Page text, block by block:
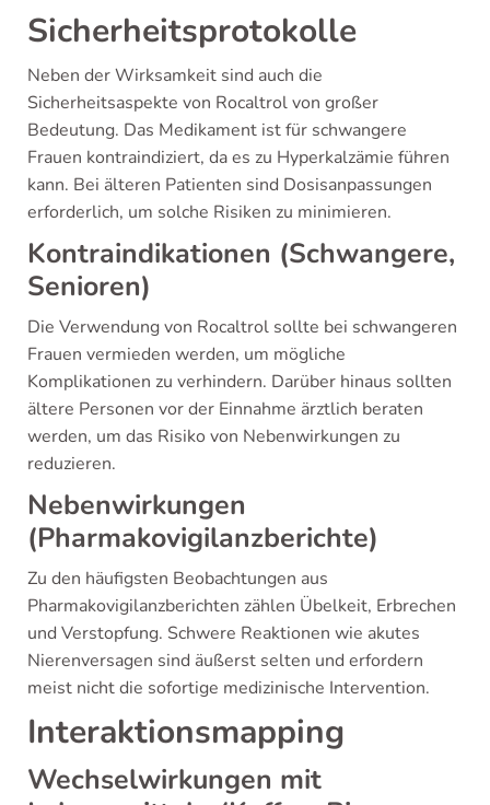
Sicherheitsprotokolle
Neben der Wirksamkeit sind auch die
Sicherheitsaspekte von Rocaltrol von großer
Bedeutung. Das Medikament ist für schwangere
Frauen kontraindiziert, da es zu Hyperkalzämie führen
kann. Bei älteren Patienten sind Dosisanpassungen
erforderlich, um solche Risiken zu minimieren.
Kontraindikationen (Schwangere,
Senioren)
Die Verwendung von Rocaltrol sollte bei schwangeren
Frauen vermieden werden, um mögliche
Komplikationen zu verhindern. Darüber hinaus sollten
ältere Personen vor der Einnahme ärztlich beraten
werden, um das Risiko von Nebenwirkungen zu
reduzieren.
Nebenwirkungen
(Pharmakovigilanzberichte)
Zu den häufigsten Beobachtungen aus
Pharmakovigilanzberichten zählen Übelkeit, Erbrechen
und Verstopfung. Schwere Reaktionen wie akutes
Nierenversagen sind äußerst selten und erfordern
meist nicht die sofortige medizinische Intervention.
Interaktionsmapping
Wechselwirkungen mit